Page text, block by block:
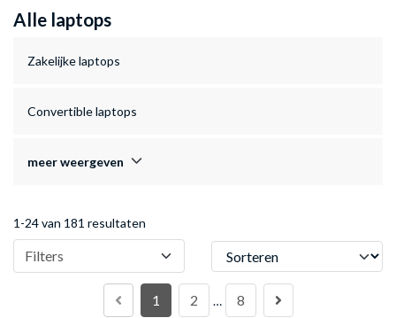
Alle laptops
Zakelijke laptops
Convertible laptops
meer weergeven
1-24 van 181 resultaten
Filters Sorteren
1 2 … 8